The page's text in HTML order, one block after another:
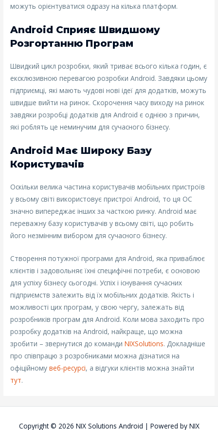
можуть орієнтуватися одразу на кілька платформ.
Android Сприяє Швидшому
Розгортанню Програм
Швидкий цикл розробки, який триває всього кілька годин, є
ексклюзивною перевагою розробки Android. Завдяки цьому
підприємці, які мають чудові нові ідеї для додатків, можуть
швидше вийти на ринок. Скорочення часу виходу на ринок
завдяки розробці додатків для Android є однією з причин,
які роблять це неминучим для сучасного бізнесу.
Android Має Широку Базу
Користувачів
Оскільки велика частина користувачів мобільних пристроїв
у всьому світі використовує пристрої Android, то ця ОС
значно випереджає інших за часткою ринку. Android має
переважну базу користувачів у всьому світі, що робить
його незмінним вибором для сучасного бізнесу.
Створення потужної програми для Android, яка приваблює
клієнтів і задовольняє їхні специфічні потреби, є основою
для успіху бізнесу сьогодні. Успіх і існування сучасних
підприємств залежить від їх мобільних додатків. Якість і
можливості цих програм, у свою чергу, залежать від
розробників програм для Android. Коли мова заходить про
розробку додатків на Android, найкраще, що можна
зробити – звернутися до командиNIXSolutions. Докладніше
про співпрацю з розробниками можна дізнатися на
офіційномувеб-ресурсі, а відгуки клієнтів можна знайти
тут.
Copyright © 2026 NIX Solutions Android | Powered by NIX